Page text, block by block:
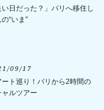
い日だった？」パリへ移住し
“いま”
09/17
ト巡り！パリから2時間の
ルツアー